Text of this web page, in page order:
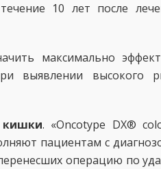
10 лет после
максимально
выявлении высокого
кишки. «Oncotype DX®
пациентам с
операцию по